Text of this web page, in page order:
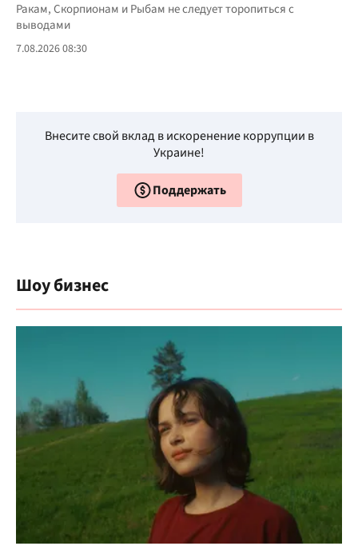
Ракам, Скорпионам и Рыбам не следует торопиться с
выводами
7.08.2026 08:30
Внесите свой вклад в искоренение коррупции в
Украине!
Поддержать
Шоу бизнес